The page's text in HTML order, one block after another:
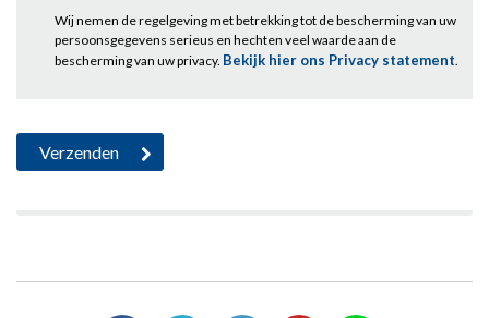
Wij nemen de regelgeving met betrekking tot de bescherming van uw
persoonsgegevens serieus en hechten veel waarde aan de
bescherming van uw privacy. Bekijk hier ons Privacy statement.